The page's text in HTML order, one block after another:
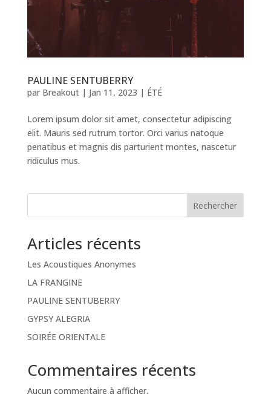
PAULINE SENTUBERRY
par Breakout| Jan 11, 2023 | ÉTÉ
Lorem ipsum dolor sit amet, consectetur adipiscing
elit. Mauris sed rutrum tortor. Orci varius natoque
penatibus et magnis dis parturient montes, nascetur
ridiculus mus.
Rechercher
Articles récents
Les Acoustiques Anonymes
LA FRANGINE
PAULINE SENTUBERRY
GYPSY ALEGRIA
SOIRÉE ORIENTALE
Commentaires récents
Aucun commentaire à afficher.